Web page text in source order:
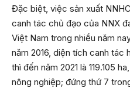
Đặc biệt, việc sản xuất
canh tác chủ đạo của NNX
Việt Nam trong nhiều năm
năm 2016, diện tích canh tác
thì đến năm 2021 là 119.105
nông nghiệp; đứng thứ 7